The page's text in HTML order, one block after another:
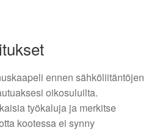
ennen sähköliitäntöjen
oikosuluilta.
työkaluja ja merkitse
kootessa ei synny